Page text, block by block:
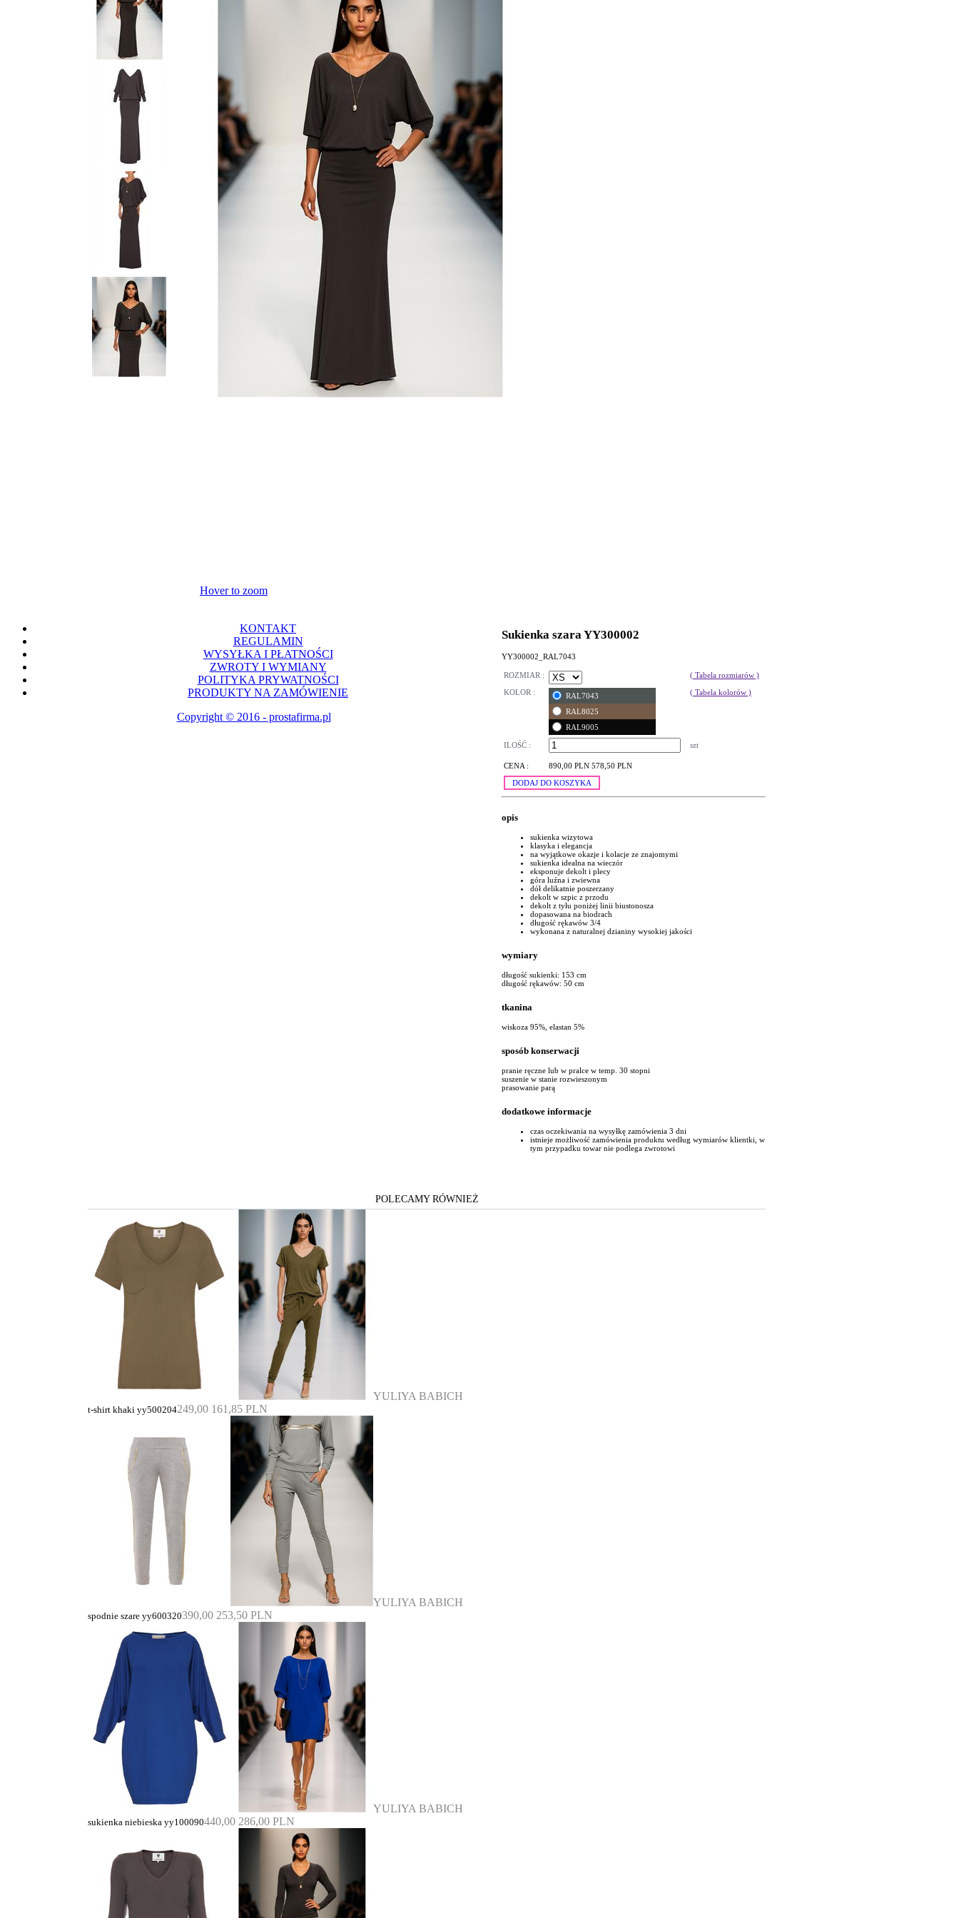
Hover to zoom
Sukienka szara YY300002
YY300002_RAL7043
ROZMIAR :
( Tabela rozmiarów )
KOLOR :
RAL7043
RAL8025
RAL9005
( Tabela kolorów )
ILOŚĆ : szt
CENA : 890,00 PLN 578,50 PLN
DODAJ DO KOSZYKA
opis
sukienka wizytowa
klasyka i elegancja
na wyjątkowe okazje i kolacje ze znajomymi
sukienka idealna na wieczór
eksponuje dekolt i plecy
góra luźna i zwiewna
dół delikatnie poszerzany
dekolt w szpic z przodu
dekolt z tyłu poniżej linii biustonosza
dopasowana na biodrach
długość rękawów 3/4
wykonana z naturalnej dzianiny wysokiej jakości
wymiary
długość sukienki: 153 cm
długość rękawów: 50 cm
tkanina
wiskoza 95%, elastan 5%
sposób konserwacji
pranie ręczne lub w pralce w temp. 30 stopni
suszenie w stanie rozwieszonym
prasowanie parą
dodatkowe informacje
czas oczekiwania na wysyłkę zamówienia 3 dni
istnieje możliwość zamówienia produktu według wymiarów klientki, w
tym przypadku towar nie podlega zwrotowi
POLECAMY RÓWNIEŻ
YULIYA BABICH
t-shirt khaki yy500204249,00 161,85 PLN
YULIYA BABICH
spodnie szare yy600320390,00 253,50 PLN
YULIYA BABICH
sukienka niebieska yy100090440,00 286,00 PLN
KONTAKT
REGULAMIN
WYSYŁKA I PŁATNOŚCI
ZWROTY I WYMIANY
POLITYKA PRYWATNOŚCI
PRODUKTY NA ZAMÓWIENIE
Copyright © 2016 - prostafirma.pl